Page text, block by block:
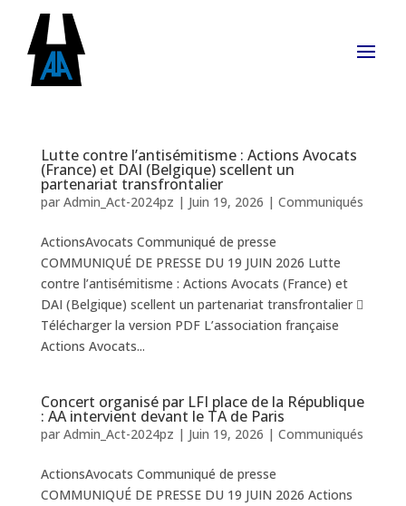
Lutte contre l’antisémitisme : Actions Avocats
(France) et DAI (Belgique) scellent un
partenariat transfrontalier
par Admin_Act-2024pz | Juin 19, 2026 | Communiqués
ActionsAvocats Communiqué de presse
COMMUNIQUÉ DE PRESSE DU 19 JUIN 2026 Lutte
contre l’antisémitisme : Actions Avocats (France) et
DAI (Belgique) scellent un partenariat transfrontalier 
Télécharger la version PDF L’association française
Actions Avocats...
Concert organisé par LFI place de la République
: AA intervient devant le TA de Paris
par Admin_Act-2024pz | Juin 19, 2026 | Communiqués
ActionsAvocats Communiqué de presse
COMMUNIQUÉ DE PRESSE DU 19 JUIN 2026 Actions